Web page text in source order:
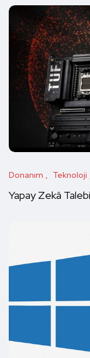
Donanım Teknoloji
Yapay Zekâ